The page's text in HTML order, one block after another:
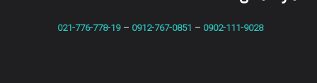
0902-111-9028
–
0912-767-0851
–
021-776-778-19